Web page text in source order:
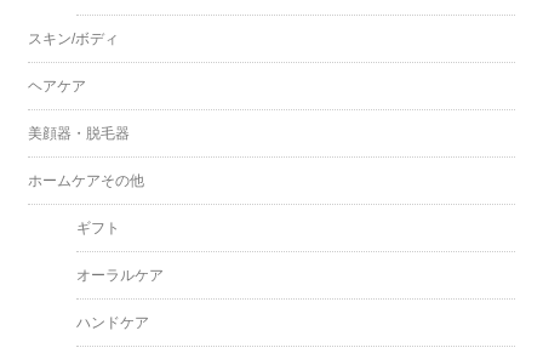
スキン/ボディ
ヘアケア
美顔器・脱毛器
ホームケアその他
ギフト
オーラルケア
ハンドケア